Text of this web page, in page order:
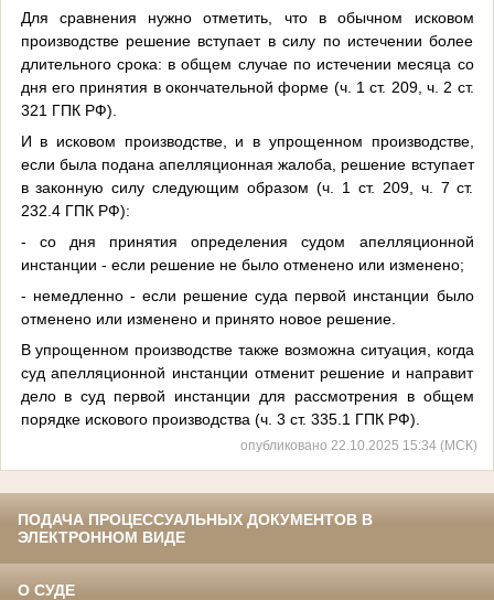
Для сравнения нужно отметить, что в обычном исковом
производстве решение вступает в силу по истечении более
длительного срока: в общем случае по истечении месяца со
дня его принятия в окончательной форме (ч. 1 ст. 209, ч. 2 ст.
321 ГПК РФ).
И в исковом производстве, и в упрощенном производстве,
если была подана апелляционная жалоба, решение вступает
в законную силу следующим образом (ч. 1 ст. 209, ч. 7 ст.
232.4 ГПК РФ):
- со дня принятия определения судом апелляционной
инстанции - если решение не было отменено или изменено;
- немедленно - если решение суда первой инстанции было
отменено или изменено и принято новое решение.
В упрощенном производстве также возможна ситуация, когда
суд апелляционной инстанции отменит решение и направит
дело в суд первой инстанции для рассмотрения в общем
порядке искового производства (ч. 3 ст. 335.1 ГПК РФ).
опубликовано 22.10.2025 15:34 (МСК)
ПОДАЧА ПРОЦЕССУАЛЬНЫХ ДОКУМЕНТОВ В
ЭЛЕКТРОННОМ ВИДЕ
О СУДЕ